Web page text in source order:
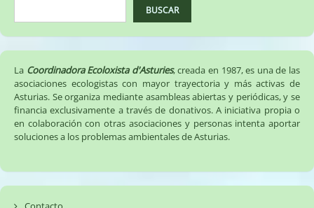
BUSCAR
La Coordinadora Ecoloxista d'Asturies, creada en 1987, es una de las
asociaciones ecologistas con mayor trayectoria y más activas de
Asturias. Se organiza mediante asambleas abiertas y periódicas, y se
financia exclusivamente a través de donativos. A iniciativa propia o
en colaboración con otras asociaciones y personas intenta aportar
soluciones a los problemas ambientales de Asturias.